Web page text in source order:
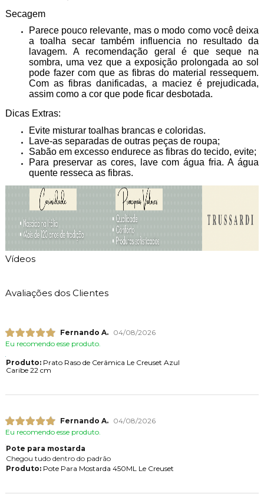
Secagem
Parece pouco relevante, mas o modo como você deixa
a toalha secar também influencia no resultado da
lavagem. A recomendação geral é que seque na
sombra, uma vez que a exposição prolongada ao sol
pode fazer com que as fibras do material ressequem.
Com as fibras danificadas, a maciez é prejudicada,
assim como a cor que pode ficar desbotada.
Dicas Extras:
Evite misturar toalhas brancas e coloridas.
Lave-as separadas de outras peças de roupa;
Sabão em excesso endurece as fibras do tecido, evite;
Para preservar as cores, lave com água fria. A água
quente resseca as fibras.
Vídeos
Avaliações dos Clientes
Fernando A.
04/08/2026
Eu recomendo esse produto.
Produto:Prato Raso de Cerâmica Le Creuset Azul
Caribe 22 cm
Fernando A.
04/08/2026
Eu recomendo esse produto.
Pote para mostarda
Chegou tudo dentro do padrão
Produto:Pote Para Mostarda 450ML Le Creuset